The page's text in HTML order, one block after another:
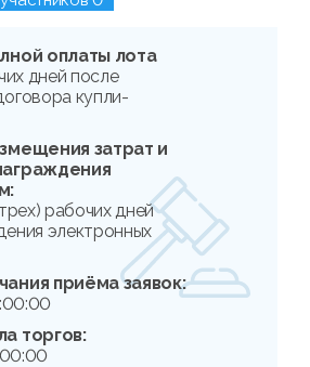
оплаты лота
дней после
купли-
затрат и
рабочих дней
электронных
приёма заявок:
торгов: